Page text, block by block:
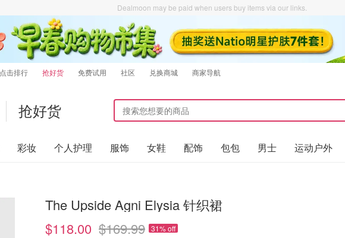
Dealmoon may be paid when users buy items via our links.
点击排行 抢好货 免费试用 社区 兑换商城 商家导航
抢好货
彩妆 个人护理 服饰 女鞋 配饰 包包 男士 运动户外
The Upside Agni Elysia 针织裙
$118.00 $169.99 31% off